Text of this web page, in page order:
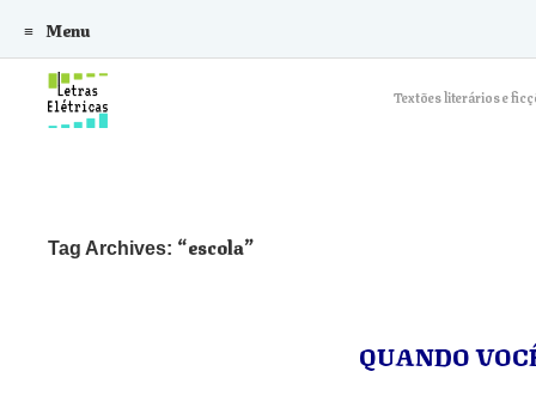
Textões literários e
Menu
Skip to content
Tag Archives: escola
QUANDO